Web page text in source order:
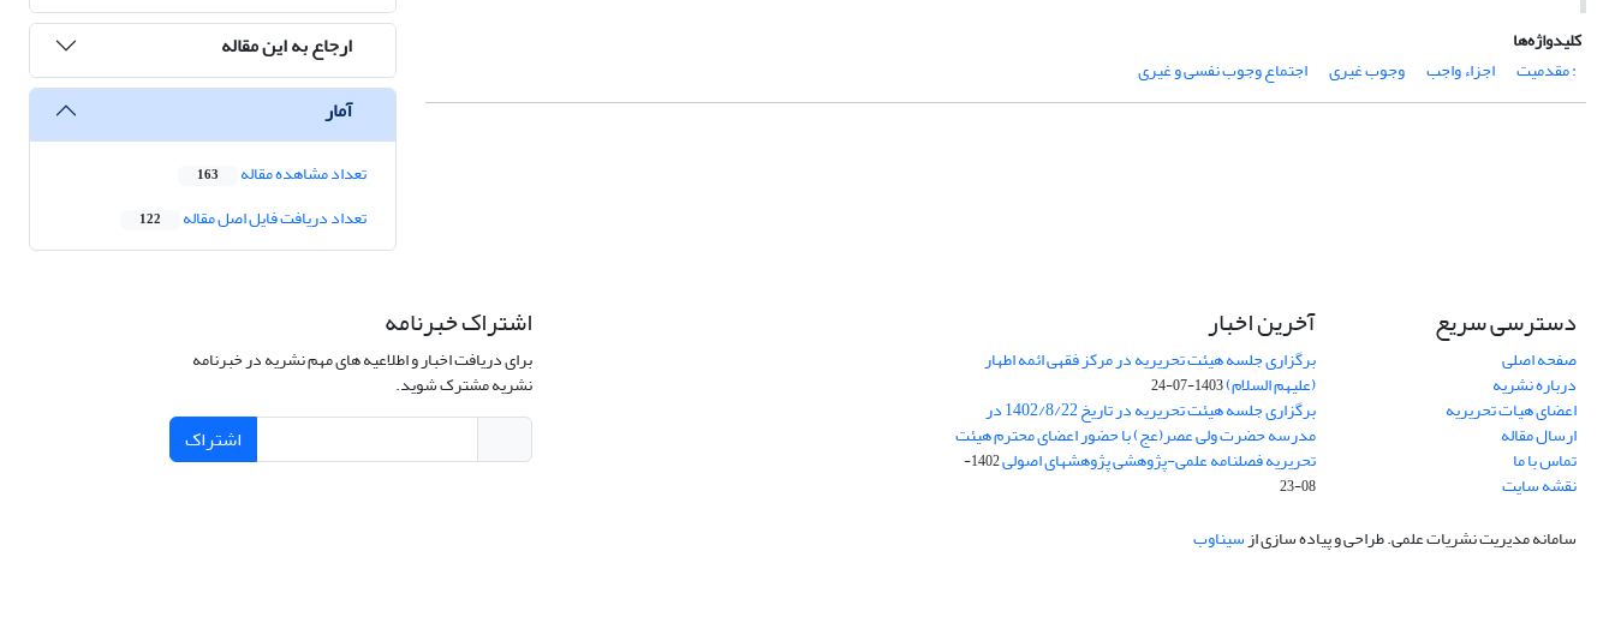
کلیدواژه‌ها
: مقدمیت
اجزاء واجب وجوب غیری اجتماع وجوب نفسی و غیری
ارجاع به این مقاله
آمار
تعداد مشاهده مقاله 163
تعداد دریافت فایل اصل مقاله 122
دسترسی سریع
صفحه اصلی
درباره نشریه
اعضای هیات تحریریه
ارسال مقاله
تماس با ما
نقشه سایت
آخرین اخبار
برگزاری جلسه هیئت تحریریه در مرکز فقهی ائمه اطهار
(علیهم السلام)1403-07-24
برگزاری جلسه هیئت تحریریه در تاریخ 1402/8/22 در
مدرسه حضرت ولی عصر(عج) با حضور اعضای محترم هیئت
تحریریه فصلنامه علمی-پژوهشی پژوهشهای اصولی
1402-
08-23
اشتراک خبرنامه
برای دریافت اخبار و اطلاعیه های مهم نشریه در خبرنامه
نشریه مشترک شوید.
اشتراک
سامانه مدیریت نشریات علمی.طراحی و پیاده سازی ازسیناوب